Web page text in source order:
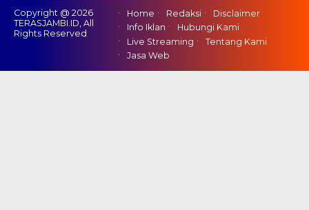
Copyright @ 2026
TERASJAMBI.ID, All
Rights Reserved
Home Redaksi
Disclaimer
Info Iklan
Hubungi Kami
Live Streaming
Tentang Kami
Jasa Web